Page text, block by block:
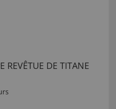
REVÊTUE DE TITANE